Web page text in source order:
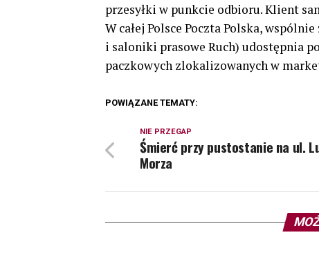
przesyłki w punkcie odbioru. Klient
W całej Polsce Poczta Polska,
i saloniki prasowe Ruch) udostępnia
paczkowych zlokalizowanych w
POWIĄZANE TEMATY:
NIE PRZEGAP
Śmierć przy pustostanie na ul.
Morza